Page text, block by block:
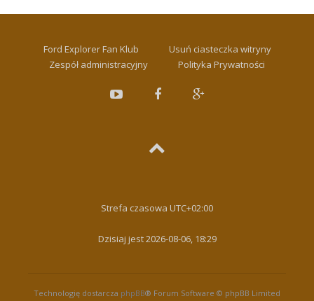
Ford Explorer Fan Klub
Usuń ciasteczka witryny
Zespół administracyjny
Polityka Prywatności
Strefa czasowa UTC+02:00
Dzisiaj jest 2026-08-06, 18:29
Technologię dostarcza phpBB® Forum Software © phpBB Limited